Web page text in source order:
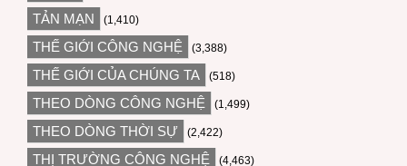
TẢN MẠN (1,410)
THẾ GIỚI CÔNG NGHỆ (3,388)
THẾ GIỚI CỦA CHÚNG TA (518)
THEO DÒNG CÔNG NGHỆ (1,499)
THEO DÒNG THỜI SỰ (2,422)
THỊ TRƯỜNG CÔNG NGHỆ (4,463)